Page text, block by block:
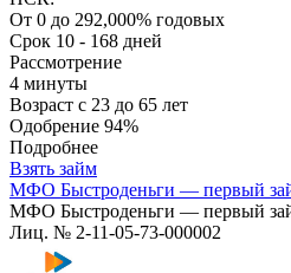
От 0 до 292,000% годовых
Срок 10 - 168 дней
Рассмотрение
4 минуты
Возраст с 23 до 65 лет
Одобрение 94%
Подробнее
Взять займ
МФО Быстроденьги — первый
МФО Быстроденьги — первый
Лиц. № 2-11-05-73-000002